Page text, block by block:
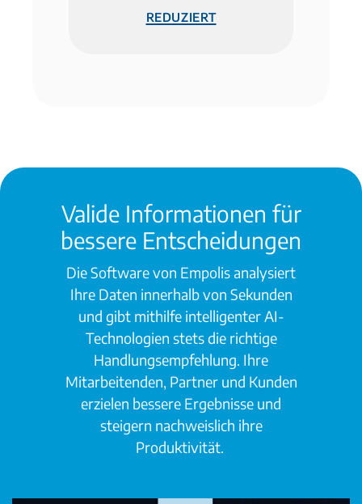
reduziert
Valide Informationen für
bessere Entscheidungen
Die Software von Empolis analysiert
Ihre Daten innerhalb von Sekunden
und gibt mithilfe intelligenter AI-
Technologien stets die richtige
Handlungsempfehlung. Ihre
Mitarbeitenden, Partner und Kunden
erzielen bessere Ergebnisse und
steigern nachweislich ihre
Produktivität.